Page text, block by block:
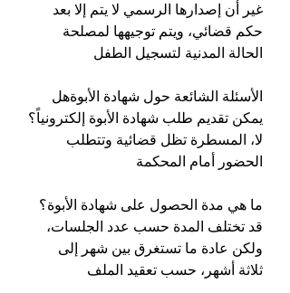
غير أن إصدارها الرسمي لا يتم إلا بعد
حكم قضائي، ويتم توجيهها لمصلحة
الحالة المدنية لتسجيل الطفل
الأسئلة الشائعة حول شهادة الأبوةهل
يمكن تقديم طلب شهادة الأبوة إلكترونياً؟
لا، المسطرة تظل قضائية وتتطلب
الحضور أمام المحكمة
ما هي مدة الحصول على شهادة الأبوة؟
قد تختلف المدة حسب عدد الجلسات،
ولكن عادة ما تستغرق بين شهر إلى
ثلاثة أشهر، حسب تعقيد الملف